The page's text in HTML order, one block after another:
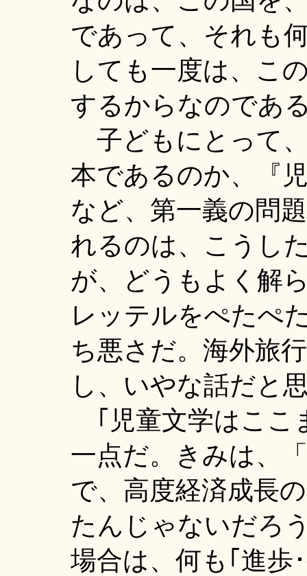
であって、それも
しても一度は、こ
するからなのであ
子どもにとって
本であるのか、『
など、第一義の問
れるのは、こうし
が、どうもよく解
レッテルをぺたぺ
ち悪さだ。海外旅
し、いやな話だと
｢児童文学はここ
一点だ。きみは、
で、高度経済成長
たんじゃないだろ
場合は、何も｢進歩